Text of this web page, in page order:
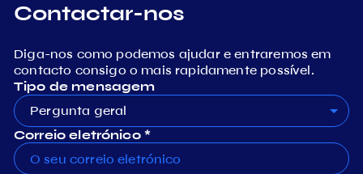
Contactar-nos
Diga-nos como podemos ajudar e entraremos em
contacto consigo o mais rapidamente possível.
Tipo de mensagem
Pergunta geral
Correio eletrónico *